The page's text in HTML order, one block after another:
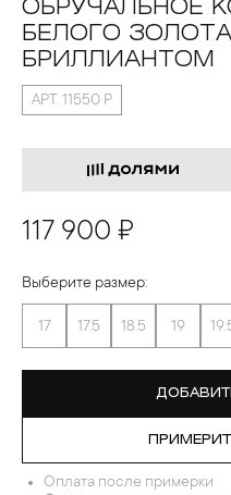
ОБРУЧАЛЬНОЕ
БЕЛОГО
БРИЛЛИАНТОМ
АРТ. 11550 Р
117 900 ₽
Выберите размер:
17 17.5 18.5 19
Оплата после примерки